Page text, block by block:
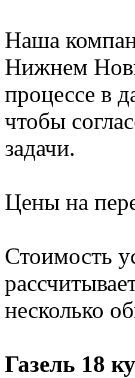
Наша
Нижнем
процессе в
чтобы
задачи.
Цены на
Стоимость
несколько
Газель 18